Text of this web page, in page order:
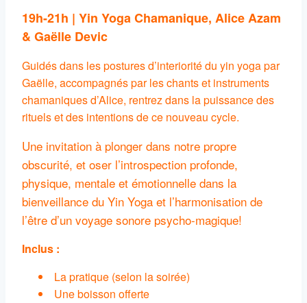
19h-21h | Yin Yoga Chamanique, Alice Azam
& Gaëlle Devic
Guidés dans les postures d’interiorité du yin yoga par
Gaëlle, accompagnés par les chants et instruments
chamaniques d’Alice, rentrez dans la puissance des
rituels et des intentions de ce nouveau cycle.
Une invitation à plonger dans notre propre
obscurité, et oser l’introspection profonde,
physique, mentale et émotionnelle dans la
bienveillance du Yin Yoga et l’harmonisation de
l’être d’un voyage sonore psycho-magique!
Inclus :
La pratique (selon la soirée)
Une boisson offerte